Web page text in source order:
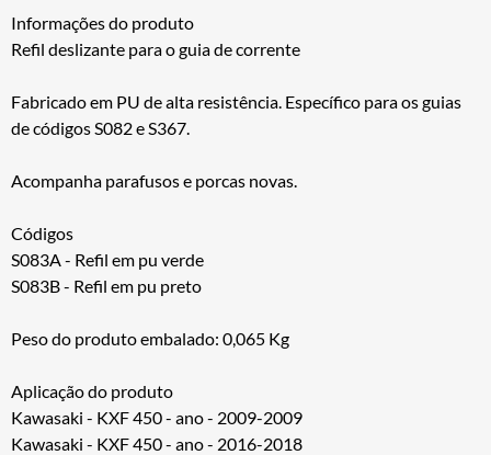
Informações do produto
Refil deslizante para o guia de corrente
Fabricado em PU de alta resistência. Específico para os guias
de códigos S082 e S367.
Acompanha parafusos e porcas novas.
Códigos
S083A - Refil em pu verde
S083B - Refil em pu preto
Peso do produto embalado: 0,065 Kg
Aplicação do produto
Kawasaki - KXF 450 - ano - 2009-2009
Kawasaki - KXF 450 - ano - 2016-2018